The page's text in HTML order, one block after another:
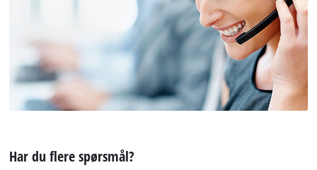
Har du flere spørsmål?